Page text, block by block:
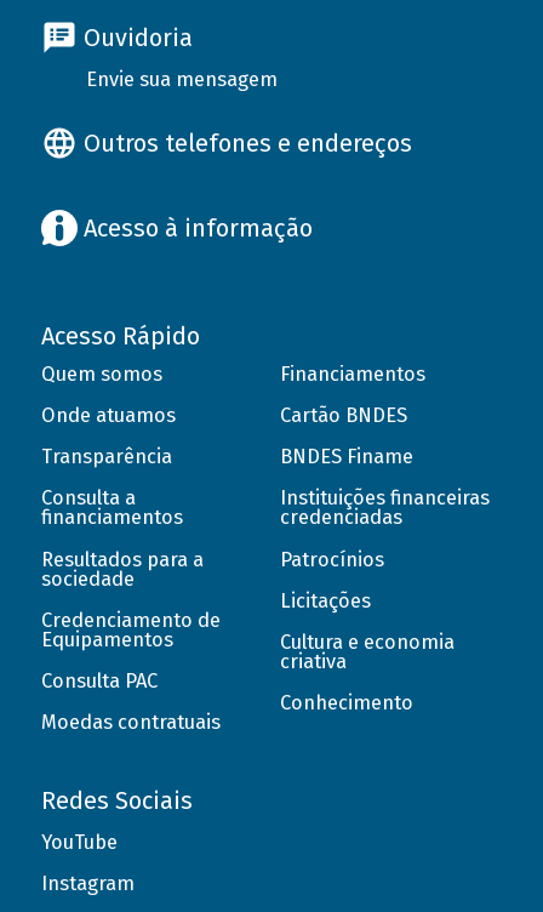
Ouvidoria
Envie sua mensagem
Outros telefones e endereços
Acesso à informação
Acesso Rápido
Quem somos
Onde atuamos
Transparência
Consulta a
financiamentos
Resultados para a
sociedade
Credenciamento de
Equipamentos
Consulta PAC
Moedas contratuais
Financiamentos
Cartão BNDES
BNDES Finame
Instituições financeiras
credenciadas
Patrocínios
Licitações
Cultura e economia
criativa
Conhecimento
Redes Sociais
YouTube
Instagram